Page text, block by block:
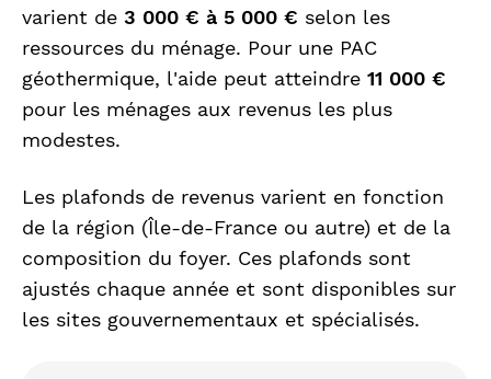
varient de 3 000 € à 5 000 € selon les
ressources du ménage. Pour une PAC
géothermique, l'aide peut atteindre 11 000 €
pour les ménages aux revenus les plus
modestes.
Les plafonds de revenus varient en fonction
de la région (Île-de-France ou autre) et de la
composition du foyer. Ces plafonds sont
ajustés chaque année et sont disponibles sur
les sites gouvernementaux et spécialisés.